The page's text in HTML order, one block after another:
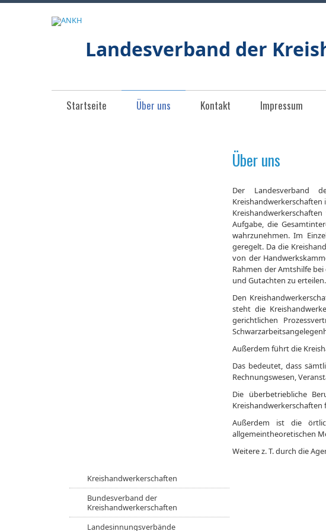
Landesverband der
Startseite Über uns Kontakt Impressum
Über uns
Der Landesverband
Aufgabe, die
wahrzunehmen. Im
geregelt. Da die
von der
Rahmen der Amtshilfe
und Gutachten zu erteilen.
Den
steht die
gerichtlichen
Außerdem führt die
Das bedeutet, dass
Rechnungswesen,
Die überbetriebliche
Außerdem ist die
allgemeintheoretischen
Weitere z. T. durch die
Kreishandwerkerschaften
Bundesverband der
Kreishandwerkerschaften
Landesinnungsverbände